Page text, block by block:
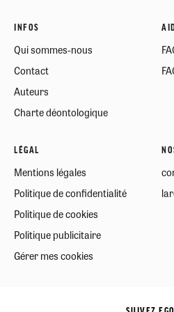
INFOS
Qui sommes-nous
Contact
Auteurs
Charte déontologique
LÉGAL
Mentions légales
Politique de confidentialité
Politique de cookies
Politique publicitaire
Gérer mes cookies